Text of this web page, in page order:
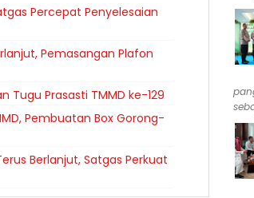
Percepat Penyelesaian
Pemasangan Plafon
Tugu Prasasti TMMD ke-129
Pembuatan Box Gorong-
Berlanjut, Satgas Perkuat